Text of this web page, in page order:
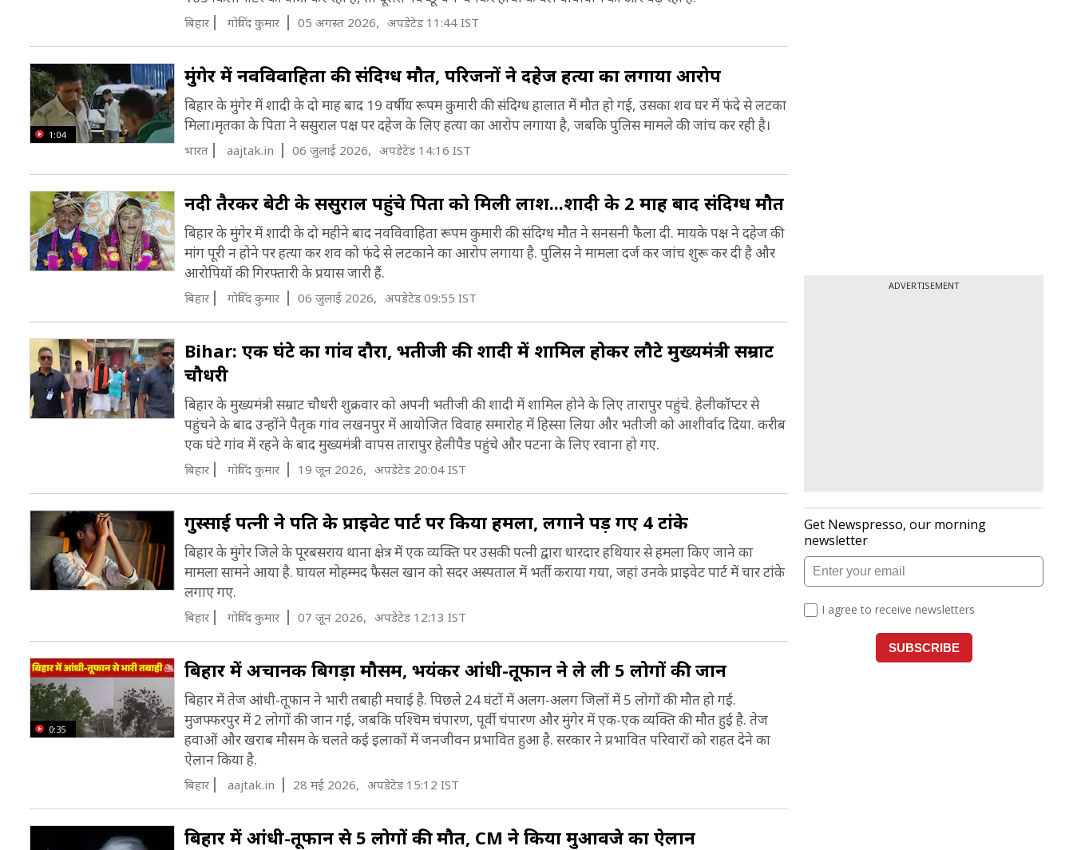
मुंगेर या मोंघीर या मुंघिर कहा जाता था. यह बिहार और पूर्वी भारत के
प्रमुख राजनीतिक, सांस्कृतिक, शैक्षिक और वाणिज्यिक केंद्रों में से एक
है. कहा जाता है कि मुंगेर को गुप्तों द्वारा स्थापित किया गया था और
इसमें एक किला है जिसमें मुस्लिम संत शाह मुशक नफा (1497) की कब्र
है. 1763 में बंगाल के नवाब मीर कासिम ने मुंगेर को अपनी राजधानी
बनाया और एक शस्त्रागार और कई महलों का निर्माण किया. यह 1864
में एक नगर पालिका का गठन किया गया था (Munger History).
मनपत्थर (सीता चरण), गोयनका शिवालय जिसे मिर्ची तालाब भी कहा
जाता है और मीर कासिम सुरंग मुंगेर के दार्शनिक स्थलों में से है
(Munger Tourist Place).
बिहार गोविंद कुमार 05 अगस्त 2026, अपडेटेड 11:44 IST
1:04
मुंगेर में नवविवाहिता की संदिग्ध मौत, परिजनों ने दहेज हत्या का लगाया आरोप
बिहार के मुंगेर में शादी के दो माह बाद 19 वर्षीय रूपम कुमारी की संदिग्ध हालात में मौत हो गई, उसका शव घर में फंदे से लटका
मिला।मृतका के पिता ने ससुराल पक्ष पर दहेज के लिए हत्या का आरोप लगाया है, जबकि पुलिस मामले की जांच कर रही है।
भारत aajtak.in 06 जुलाई 2026, अपडेटेड 14:16 IST
नदी तैरकर बेटी के ससुराल पहुंचे पिता को मिली लाश...शादी के 2 माह बाद संदिग्ध मौत
बिहार के मुंगेर में शादी के दो महीने बाद नवविवाहिता रूपम कुमारी की संदिग्ध मौत ने सनसनी फैला दी. मायके पक्ष ने दहेज की
मांग पूरी न होने पर हत्या कर शव को फंदे से लटकाने का आरोप लगाया है. पुलिस ने मामला दर्ज कर जांच शुरू कर दी है और
आरोपियों की गिरफ्तारी के प्रयास जारी हैं.
बिहार गोविंद कुमार 06 जुलाई 2026, अपडेटेड 09:55 IST
Bihar: एक घंटे का गांव दौरा, भतीजी की शादी में शामिल होकर लौटे मुख्यमंत्री सम्राट
चौधरी
बिहार के मुख्यमंत्री सम्राट चौधरी शुक्रवार को अपनी भतीजी की शादी में शामिल होने के लिए तारापुर पहुंचे. हेलीकॉप्टर से
पहुंचने के बाद उन्होंने पैतृक गांव लखनपुर में आयोजित विवाह समारोह में हिस्सा लिया और भतीजी को आशीर्वाद दिया. करीब
एक घंटे गांव में रहने के बाद मुख्यमंत्री वापस तारापुर हेलीपैड पहुंचे और पटना के लिए रवाना हो गए.
बिहार गोविंद कुमार 19 जून 2026, अपडेटेड 20:04 IST
गुस्साई पत्नी ने पति के प्राइवेट पार्ट पर किया हमला, लगाने पड़ गए 4 टांके
बिहार के मुंगेर जिले के पूरबसराय थाना क्षेत्र में एक व्यक्ति पर उसकी पत्नी द्वारा धारदार हथियार से हमला किए जाने का
मामला सामने आया है. घायल मोहम्मद फैसल खान को सदर अस्पताल में भर्ती कराया गया, जहां उनके प्राइवेट पार्ट में चार टांके
लगाए गए.
बिहार गोविंद कुमार 07 जून 2026, अपडेटेड 12:13 IST
0:35
बिहार में अचानक बिगड़ा मौसम, भयंकर आंधी-तूफान ने ले ली 5 लोगों की जान
बिहार में तेज आंधी-तूफान ने भारी तबाही मचाई है. पिछले 24 घंटों में अलग-अलग जिलों में 5 लोगों की मौत हो गई.
मुजफ्फरपुर में 2 लोगों की जान गई, जबकि पश्चिम चंपारण, पूर्वी चंपारण और मुंगेर में एक-एक व्यक्ति की मौत हुई है. तेज
हवाओं और खराब मौसम के चलते कई इलाकों में जनजीवन प्रभावित हुआ है. सरकार ने प्रभावित परिवारों को राहत देने का
ऐलान किया है.
बिहार aajtak.in 28 मई 2026, अपडेटेड 15:12 IST
बिहार में आंधी-तूफान से 5 लोगों की मौत, CM ने किया मुआवजे का ऐलान
ADVERTISEMENT